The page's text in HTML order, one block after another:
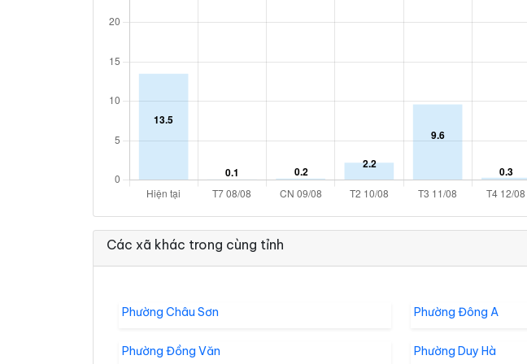
Các xã khác trong cùng tỉnh
Phường Châu Sơn Phường Đông A
Phường Đồng Văn Phường Duy Hà